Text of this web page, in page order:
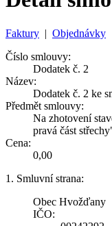
Faktury | Objednávky
Číslo smlouvy:
Dodatek č. 2
Název:
Dodatek č. 2 ke
Předmět smlouvy:
Na zhotovení
pravá část
Cena:
0,00
1. Smluvní strana:
Obec Hvožďany
IČO: